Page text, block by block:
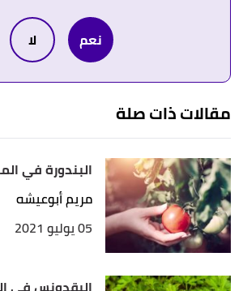
نعم لا
مقالات ذات صلة
البندورة في
مريم أبوعيشه
05 يوليو 2021